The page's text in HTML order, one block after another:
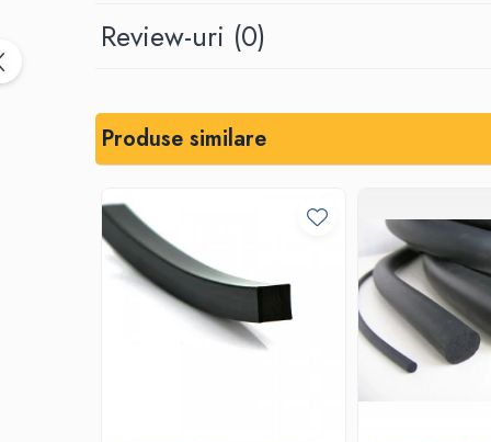
Adeziv lipire/reparare cauciuc
Benzi transportoare
Placa cauciucare tamburi
Bare de impact
Razuitoare lame zapada
Produse Siguranta Traficului
Review-uri (0)
Produse similare